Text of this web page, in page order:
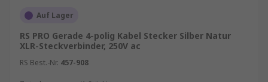
Auf Lager
RS PRO Gerade 4-polig Kabel Stecker Silber Natur
XLR-Steckverbinder, 250V ac
RS Best.-Nr. 457-908